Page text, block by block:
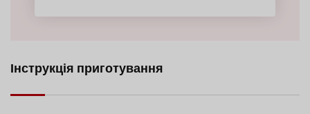
Інструкція приготування